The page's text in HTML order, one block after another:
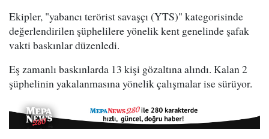
Ekipler, "yabancı terörist savaşçı (YTS)" kategorisinde
değerlendirilen şüphelilere yönelik kent genelinde şafak
vakti baskınlar düzenledi.
Eş zamanlı baskınlarda 13 kişi gözaltına alındı. Kalan 2
şüphelinin yakalanmasına yönelik çalışmalar ise sürüyor.